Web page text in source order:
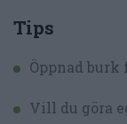
Tips
Öppnad
Vill du göra